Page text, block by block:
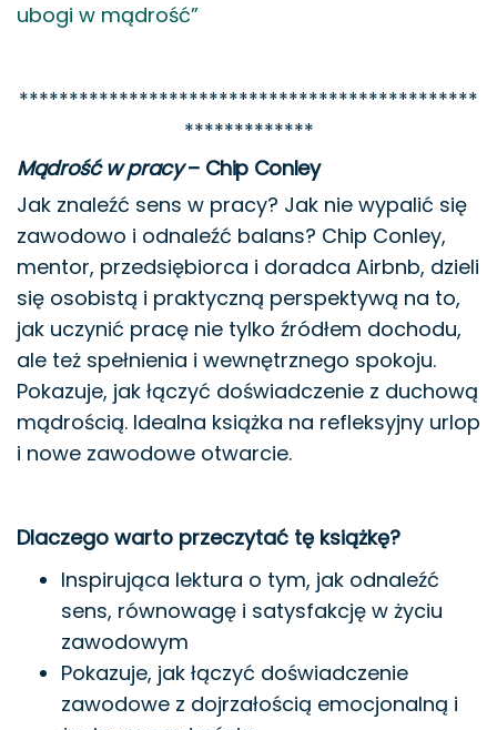
ubogi w mądrość”
**********************************************
*************
Mądrość w pracy– Chip Conley
Jak znaleźć sens w pracy? Jak nie wypalić się
zawodowo i odnaleźć balans? Chip Conley,
mentor, przedsiębiorca i doradca Airbnb, dzieli
się osobistą i praktyczną perspektywą na to,
jak uczynić pracę nie tylko źródłem dochodu,
ale też spełnienia i wewnętrznego spokoju.
Pokazuje, jak łączyć doświadczenie z duchową
mądrością. Idealna książka na refleksyjny urlop
i nowe zawodowe otwarcie.
Dlaczego warto przeczytać tę książkę?
Inspirująca lektura o tym, jak odnaleźć
sens, równowagę i satysfakcję w życiu
zawodowym
Pokazuje, jak łączyć doświadczenie
zawodowe z dojrzałością emocjonalną i